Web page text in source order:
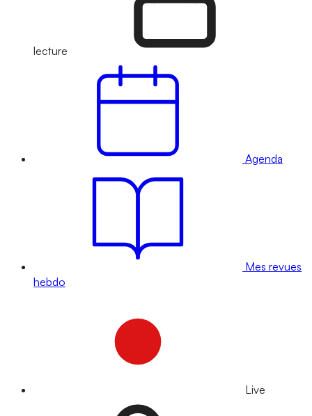
lecture
Agenda
Mes revues
hebdo
Live